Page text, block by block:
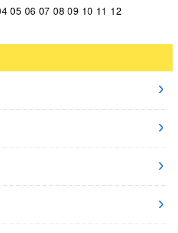
05 06 07 08 09 10 11 12